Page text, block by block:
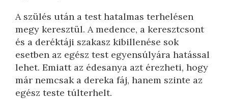
A szülés után a test hatalmas terhelésen
megy keresztül. A medence, a keresztcsont
és a deréktáji szakasz kibillenése sok
esetben az egész test egyensúlyára hatással
lehet. Emiatt az édesanya azt érezheti, hogy
már nemcsak a dereka fáj, hanem szinte az
egész teste túlterhelt.